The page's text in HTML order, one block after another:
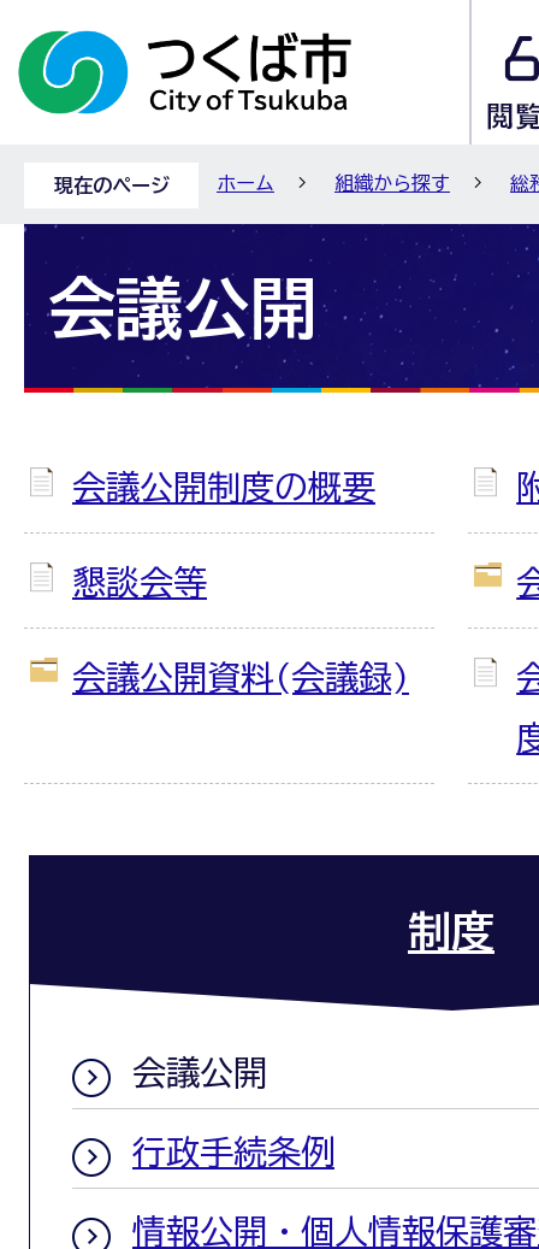
現在のページ ホーム 組織から探す 総
会議公開
会議公開制度の概要
懇談会等
会議公開資料(会議録)
制度
会議公開
行政手続条例
情報公開・個人情報保護